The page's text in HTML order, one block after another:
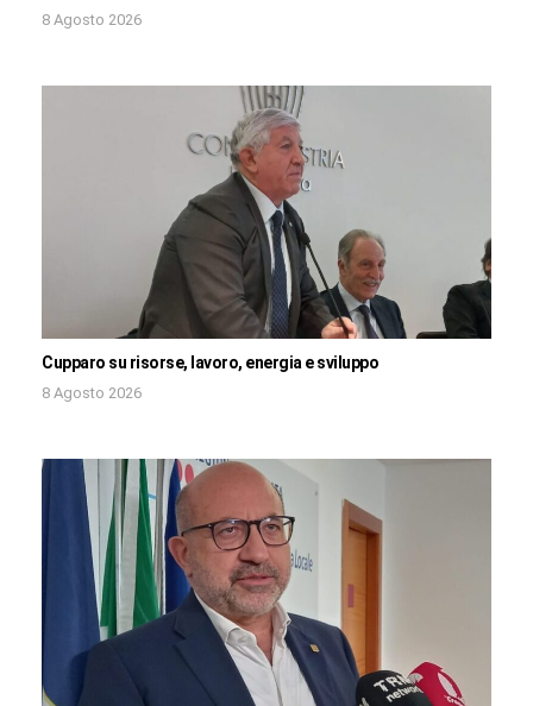
8 Agosto 2026
Cupparo su risorse, lavoro, energia e sviluppo
8 Agosto 2026